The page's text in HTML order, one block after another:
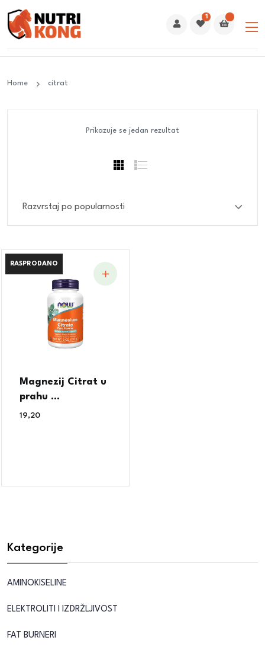
1
Home citrat
Prikazuje se jedan rezultat
RASPRODANO
RASPRODANO
Magnezij Citrat u
prahu ...
19,20
Kategorije
AMINOKISELINE
ELEKTROLITI I IZDRŽLJIVOST
FAT BURNERI